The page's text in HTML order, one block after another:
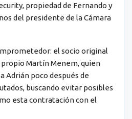
propiedad de Fernando y
del presidente de la Cámara
el socio original
Martín Menem, quien
Adrián poco después de
buscando evitar posibles
esta contratación con el